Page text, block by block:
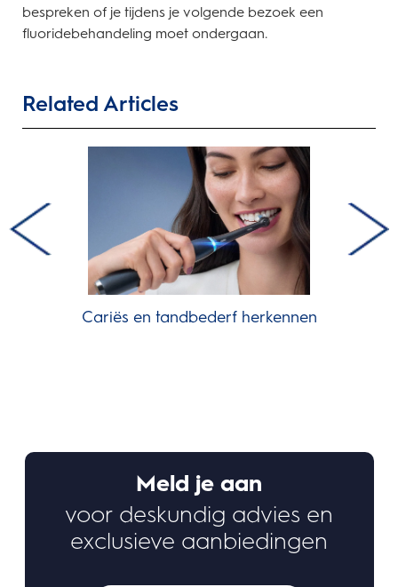
bespreken of je tijdens je volgende bezoek een
fluoridebehandeling moet ondergaan.
Related Articles
Cariës en tandbederf herkennen
Meld je aan
voor deskundig advies en
exclusieve aanbiedingen